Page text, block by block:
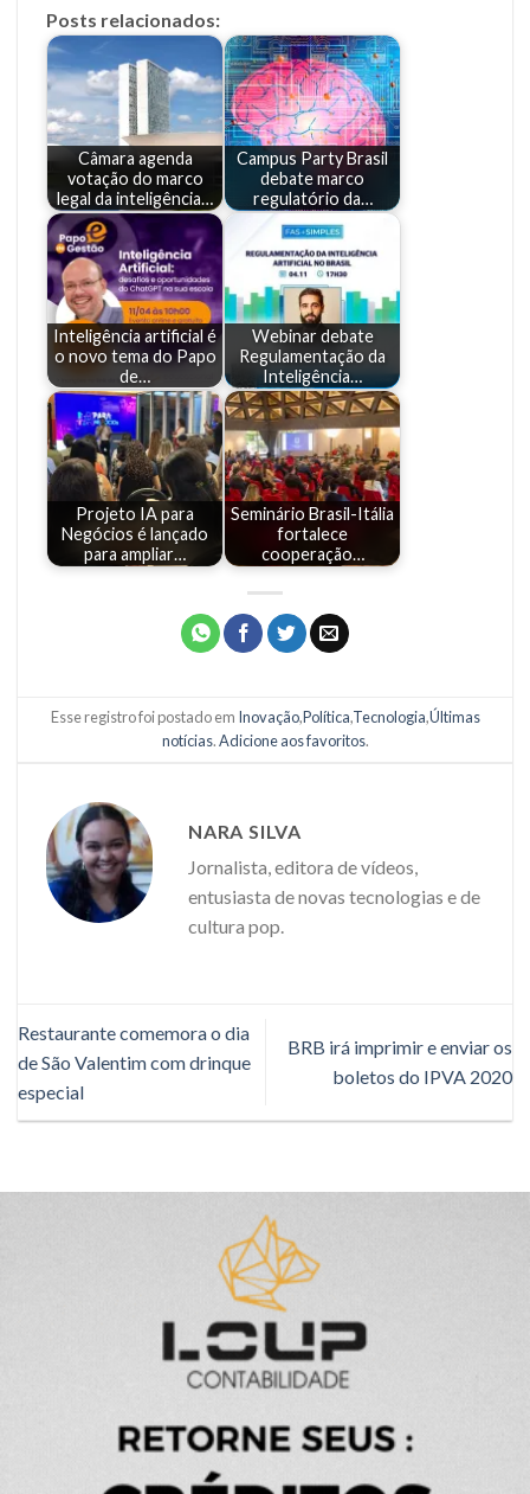
Posts relacionados:
Câmara agenda
votação do marco
legal da inteligência…
Campus Party Brasil
debate marco
regulatório da…
Inteligência artificial é
o novo tema do Papo
de…
Webinar debate
Regulamentação da
Inteligência…
Projeto IA para
Negócios é lançado
para ampliar…
Seminário Brasil-Itália
fortalece
cooperação…
Esse registro foi postado em Inovação,Política,Tecnologia,Últimas
notícias.Adicione aos favoritos.
NARA SILVA
Jornalista, editora de vídeos,
entusiasta de novas tecnologias e de
cultura pop.
Restaurante comemora o dia
de São Valentim com drinque
especial
BRB irá imprimir e enviar os
boletos do IPVA 2020